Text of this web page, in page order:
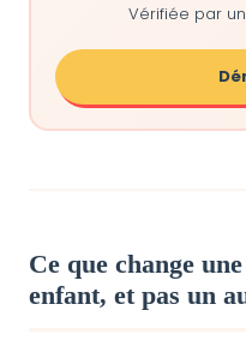
Vérifiée par
Ce que change
enfant, et pas un